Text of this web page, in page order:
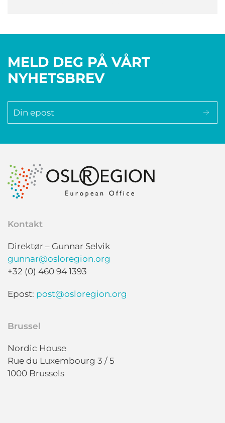
MELD DEG PÅ VÅRT
NYHETSBREV
Kontakt
Direktør – Gunnar Selvik
gunnar@osloregion.org
+32 (0) 460 94 1393
Epost: post@osloregion.org
Brussel
Nordic House
Rue du Luxembourg 3 / 5
1000 Brussels